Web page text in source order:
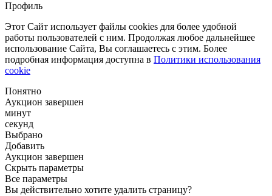
Профиль
Этот Сайт использует файлы cookies для более удобной
работы пользователей с ним. Продолжая любое дальнейшее
использование Сайта, Вы соглашаетесь с этим. Более
подробная информация доступна в Политики использования
cookie
Понятно
Аукцион завершен
минут
секунд
Выбрано
Добавить
Аукцион завершен
Скрыть параметры
Все параметры
Вы действительно хотите удалить страницу?